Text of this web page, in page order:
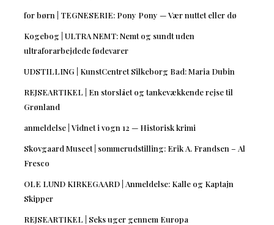
for børn | TEGNESERIE: Pony Pony — Vær nuttet eller dø
Kogebog | ULTRA NEMT: Nemt og sundt uden
ultraforarbejdede fødevarer
UDSTILLING | KunstCentret Silkeborg Bad: Maria Dubin
REJSEARTIKEL | En storslået og tankevækkende rejse til
Grønland
anmeldelse | Vidnet i vogn 12 — Historisk krimi
Skovgaard Museet | sommerudstilling: Erik A. Frandsen – Al
Fresco
OLE LUND KIRKEGAARD | Anmeldelse: Kalle og Kaptajn
Skipper
REJSEARTIKEL | Seks uger gennem Europa